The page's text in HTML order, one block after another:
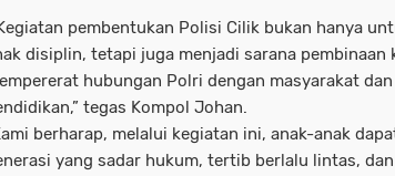
pembentukan Polisi Cilik bukan hanya
disiplin, tetapi juga menjadi sarana pembinaan
hubungan Polri dengan masyarakat
tegas Kompol Johan.
berharap, melalui kegiatan ini, anak-anak
yang sadar hukum, tertib berlalu lintas,